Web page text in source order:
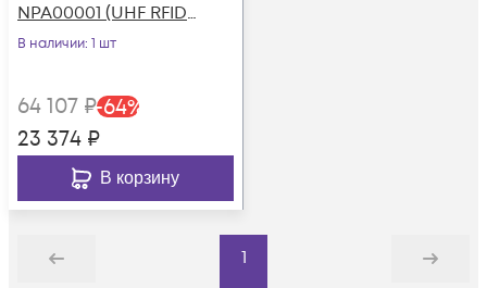
NPA00001 (UHF RFID
USB)
В наличии: 1 шт
64 107 ₽-64%
23 374 ₽
В корзину
Назад
1
Дальше